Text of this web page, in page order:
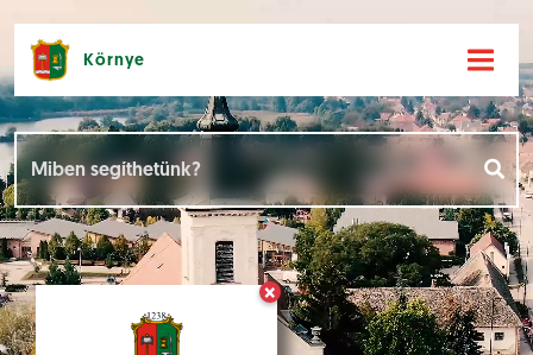
×
Környe
Hírek [
Események []
Dokumentumok []